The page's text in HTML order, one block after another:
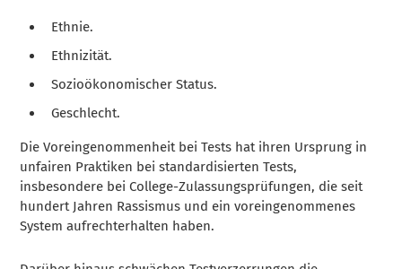
Ethnie.
Ethnizität.
Sozioökonomischer Status.
Geschlecht.
Die Voreingenommenheit bei Tests hat ihren Ursprung in
unfairen Praktiken bei standardisierten Tests,
insbesondere bei College-Zulassungsprüfungen, die seit
hundert Jahren Rassismus und ein voreingenommenes
System aufrechterhalten haben.